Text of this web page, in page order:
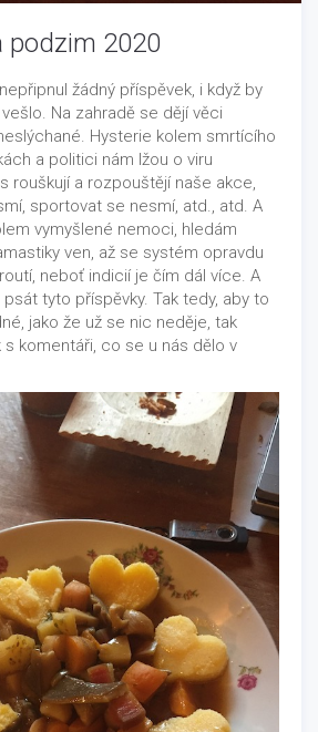
podzim 2020
žádný příspěvek, i když by
Na zahradě se dějí věci
Hysterie kolem smrtícího
a politici nám lžou o viru
rouškují a rozpouštějí naše akce,
sportovat se nesmí, atd., atd. A
vymyšlené nemoci, hledám
ven, až se systém opravdu
neboť indicií je čím dál více. A
tyto příspěvky. Tak tedy, aby to
jako že už se nic neděje, tak
komentáři, co se u nás dělo v